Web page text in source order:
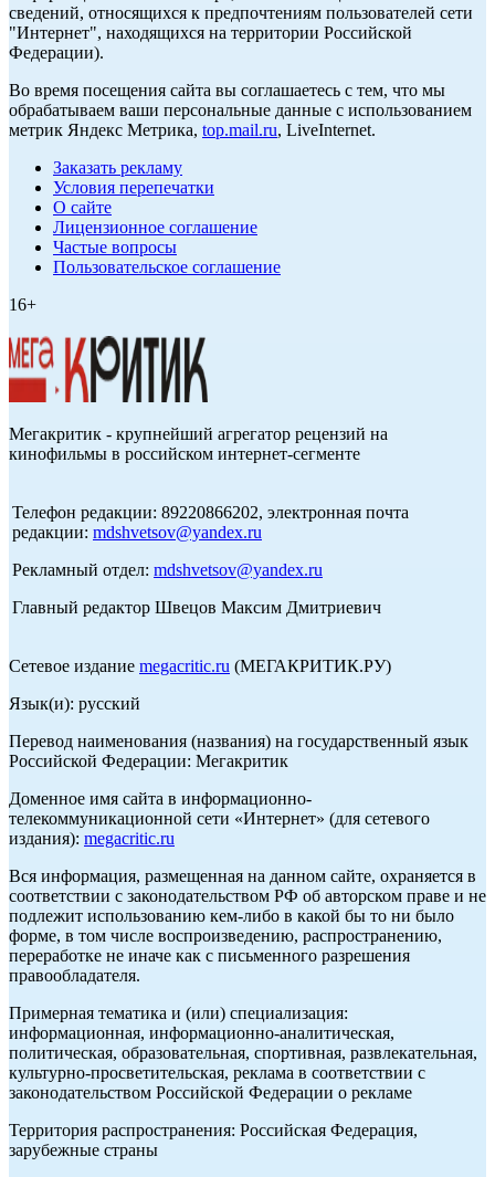
сведений, относящихся к предпочтениям пользователей сети
"Интернет", находящихся на территории Российской
Федерации).
Во время посещения сайта вы соглашаетесь с тем, что мы
обрабатываем ваши персональные данные с использованием
метрик Яндекс Метрика, top.mail.ru, LiveInternet.
Заказать рекламу
Условия перепечатки
О сайте
Лицензионное соглашение
Частые вопросы
Пользовательское соглашение
16+
Мегакритик - крупнейший агрегатор рецензий на
кинофильмы в российском интернет-сегменте
Телефон редакции: 89220866202, электронная почта
редакции: mdshvetsov@yandex.ru
Рекламный отдел: mdshvetsov@yandex.ru
Главный редактор Швецов Максим Дмитриевич
Сетевое издание megacritic.ru (МЕГАКРИТИК.РУ)
Язык(и): русский
Перевод наименования (названия) на государственный язык
Российской Федерации: Мегакритик
Доменное имя сайта в информационно-
телекоммуникационной сети «Интернет» (для сетевого
издания): megacritic.ru
Вся информация, размещенная на данном сайте, охраняется в
соответствии с законодательством РФ об авторском праве и не
подлежит использованию кем-либо в какой бы то ни было
форме, в том числе воспроизведению, распространению,
переработке не иначе как с письменного разрешения
правообладателя.
Примерная тематика и (или) специализация:
информационная, информационно-аналитическая,
политическая, образовательная, спортивная, развлекательная,
культурно-просветительская, реклама в соответствии с
законодательством Российской Федерации о рекламе
Территория распространения: Российская Федерация,
зарубежные страны